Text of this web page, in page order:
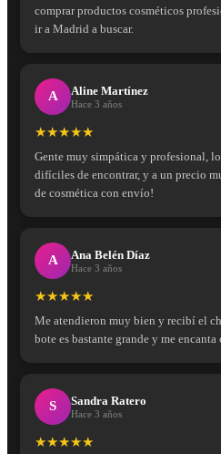
comprar productos cosméticos
ir a Madrid a buscar.
A Aline Martínez
Hace 3 años
★★★★★
Gente muy simpática y profesional,
difíciles de encontrar, y a un precio
de cosmética con envío!
A Ana Belén Díaz
Hace 3 años
★★★★★
Me atendieron muy bien y recibí el
bote es bastante grande y me encanta
S Sandra Ratero
Hace 3 años
★★★★★